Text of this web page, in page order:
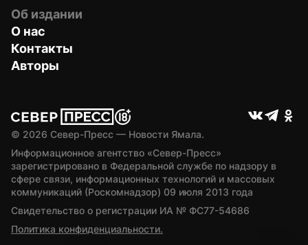
Об издании
О нас
Контакты
Авторы
© 2026 Север-Пресс — Новости Ямала.
Информационное агентство «Север-Пресс»
зарегистрировано в Федеральной службе по надзору в
сфере связи, информационных технологий и массовых
коммуникаций (Роскомнадзор) 09 июля 2013 года
Свидетельство о регистрации ИА № ФС77-54686
Политика конфиденциальности.